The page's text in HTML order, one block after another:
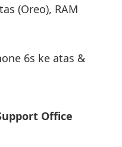
(Oreo), RAM
6s ke atas &
Office